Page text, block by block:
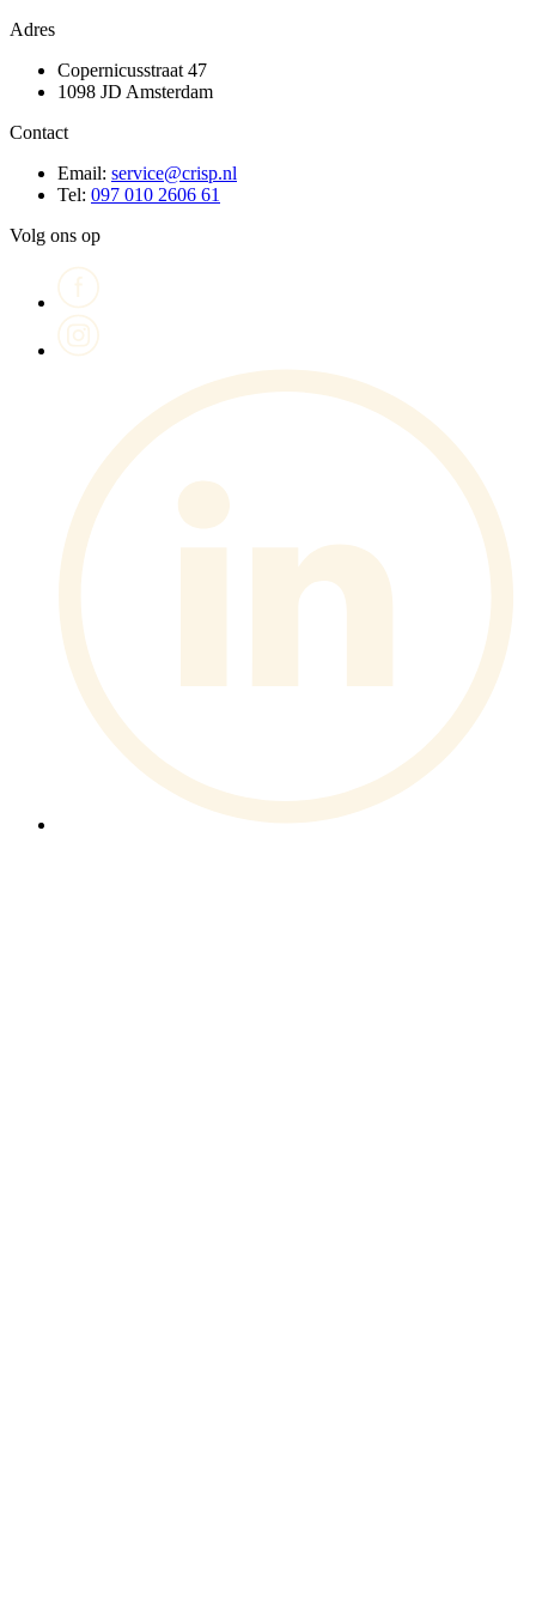
Adres
Copernicusstraat 47
1098 JD Amsterdam
Contact
Email: service@crisp.nl
Tel: 097 010 2606 61
Volg ons op